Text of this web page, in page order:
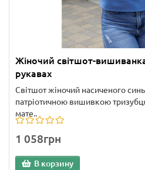
Жіночий світшот-
рукавах
Світшот жіночий насиченого
патріотичною вишивкою
мате..
1 058грн
В корзину